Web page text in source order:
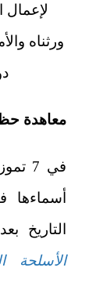
ورثناه
معاهدة
التاريخ
الأسلحة